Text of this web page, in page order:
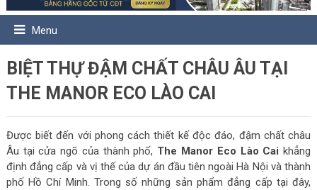
Menu
BIỆT THỰ ĐẬM CHẤT CHÂU ÂU TẠI
THE MANOR ECO LÀO CAI
Được biết đến với phong cách thiết kế độc đáo, đậm chất châu
Âu tại cửa ngõ của thành phố, The Manor Eco Lào Cai khẳng
định đẳng cấp và vị thế của dự án đầu tiên ngoài Hà Nội và thành
phố Hồ Chí Minh. Trong số những sản phẩm đẳng cấp tại đây,